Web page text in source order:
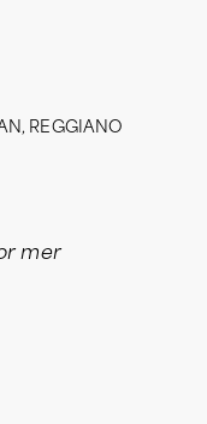
, REGGIANO
mer